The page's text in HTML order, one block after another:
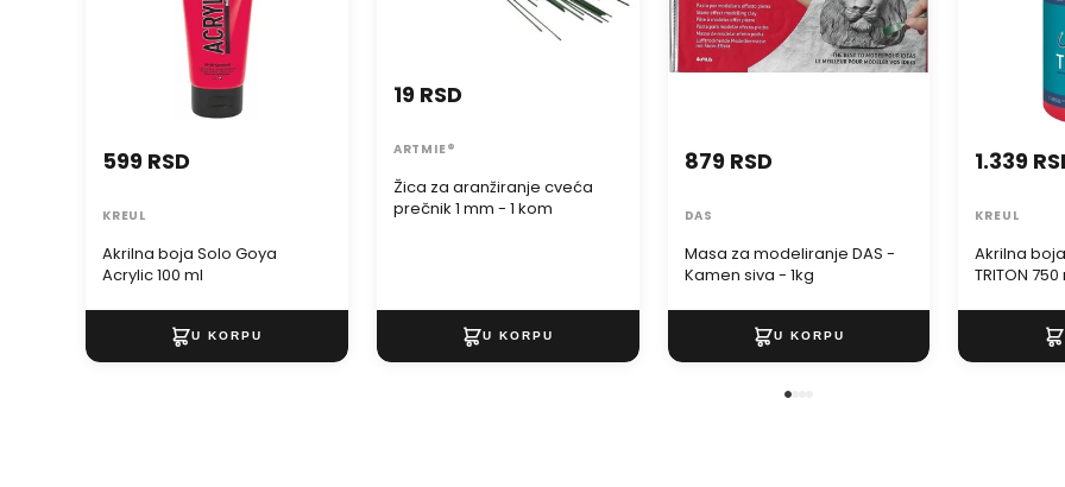
Akrilna boja Solo Goya
Acrylic 100 ml
599 RSD
KREUL
Žica za aranžiranje cveća
prečnik 1 mm - 1 kom
19 RSD
ARTMIE®
Masa za modeliranje DAS -
Kamen siva - 1kg
879 RSD
DAS
Akrilna
TRITON 750
1.339
KREUL